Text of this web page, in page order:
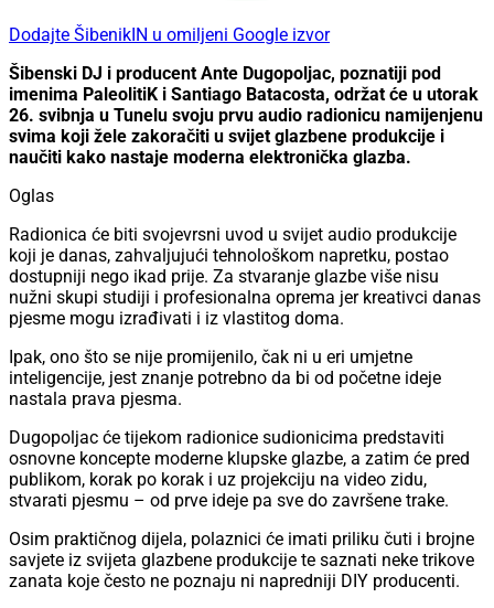
Dodajte ŠibenikIN u omiljeni Google izvor
Šibenski DJ i producent Ante Dugopoljac, poznatiji pod
imenima PaleolitiK i Santiago Batacosta, održat će u utorak
26. svibnja u Tunelu svoju prvu audio radionicu namijenjenu
svima koji žele zakoračiti u svijet glazbene produkcije i
naučiti kako nastaje moderna elektronička glazba.
Oglas
Radionica će biti svojevrsni uvod u svijet audio produkcije
koji je danas, zahvaljujući tehnološkom napretku, postao
dostupniji nego ikad prije. Za stvaranje glazbe više nisu
nužni skupi studiji i profesionalna oprema jer kreativci danas
pjesme mogu izrađivati i iz vlastitog doma.
Ipak, ono što se nije promijenilo, čak ni u eri umjetne
inteligencije, jest znanje potrebno da bi od početne ideje
nastala prava pjesma.
Dugopoljac će tijekom radionice sudionicima predstaviti
osnovne koncepte moderne klupske glazbe, a zatim će pred
publikom, korak po korak i uz projekciju na video zidu,
stvarati pjesmu – od prve ideje pa sve do završene trake.
Osim praktičnog dijela, polaznici će imati priliku čuti i brojne
savjete iz svijeta glazbene produkcije te saznati neke trikove
zanata koje često ne poznaju ni napredniji DIY producenti.